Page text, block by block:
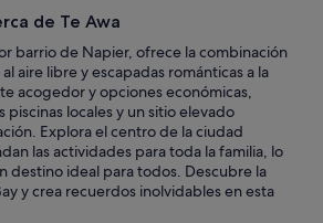
de Te Awa
barrio de Napier, ofrece la combinación
aire libre y escapadas románticas a la
acogedor y opciones económicas,
piscinas locales y un sitio elevado
Explora el centro de la ciudad
las actividades para toda la familia, lo
destino ideal para todos. Descubre la
y crea recuerdos inolvidables en esta